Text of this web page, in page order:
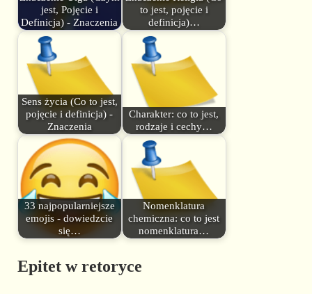
jest, Pojęcie i
Definicja) - Znaczenia
to jest, pojęcie i
definicja)…
Sens życia (Co to jest,
pojęcie i definicja) -
Znaczenia
Charakter: co to jest,
rodzaje i cechy…
33 najpopularniejsze
emojis - dowiedzcie
się…
Nomenklatura
chemiczna: co to jest
nomenklatura…
Epitet w retoryce